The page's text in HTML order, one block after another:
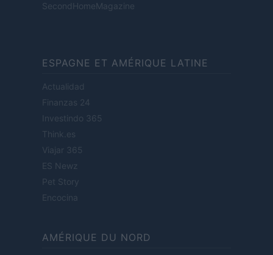
SecondHomeMagazine
ESPAGNE ET AMÉRIQUE LATINE
Actualidad
Finanzas 24
Investindo 365
Think.es
Viajar 365
ES Newz
Pet Story
Encocina
AMÉRIQUE DU NORD